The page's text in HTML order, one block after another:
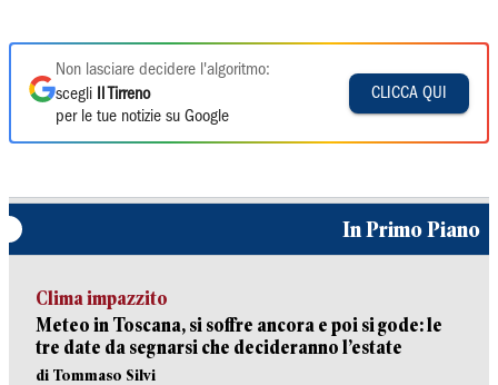
Non lasciare decidere l'algoritmo:
scegli
Il Tirreno
per le tue notizie su Google
CLICCA QUI
In Primo Piano
Clima impazzito
Meteo in Toscana, si soffre ancora e poi si gode: le
tre date da segnarsi che decideranno l’estate
di Tommaso Silvi